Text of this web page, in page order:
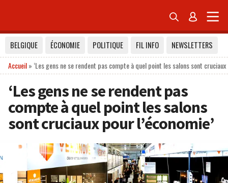
 
BELGIQUE ÉCONOMIE POLITIQUE FIL INFO
NEWSLETTERS
Accueil» ‘Les gens ne se rendent pas compte à quel point les salons sont cruciaux
‘Les gens ne se rendent pas
compte à quel point les salons
sont cruciaux pour l’économie’